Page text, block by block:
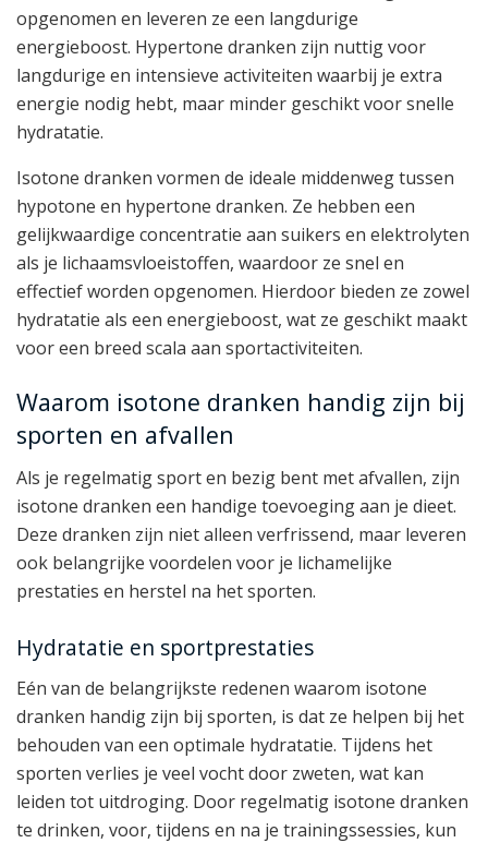
opgenomen en leveren ze een langdurige
energieboost. Hypertone dranken zijn nuttig voor
langdurige en intensieve activiteiten waarbij je extra
energie nodig hebt, maar minder geschikt voor snelle
hydratatie.
Isotone dranken vormen de ideale middenweg tussen
hypotone en hypertone dranken. Ze hebben een
gelijkwaardige concentratie aan suikers en elektrolyten
als je lichaamsvloeistoffen, waardoor ze snel en
effectief worden opgenomen. Hierdoor bieden ze zowel
hydratatie als een energieboost, wat ze geschikt maakt
voor een breed scala aan sportactiviteiten.
Waarom isotone dranken handig zijn bij
sporten en afvallen
Als je regelmatig sport en bezig bent met afvallen, zijn
isotone dranken een handige toevoeging aan je dieet.
Deze dranken zijn niet alleen verfrissend, maar leveren
ook belangrijke voordelen voor je lichamelijke
prestaties en herstel na het sporten.
Hydratatie en sportprestaties
Eén van de belangrijkste redenen waarom isotone
dranken handig zijn bij sporten, is dat ze helpen bij het
behouden van een optimale hydratatie. Tijdens het
sporten verlies je veel vocht door zweten, wat kan
leiden tot uitdroging. Door regelmatig isotone dranken
te drinken, voor, tijdens en na je trainingssessies, kun